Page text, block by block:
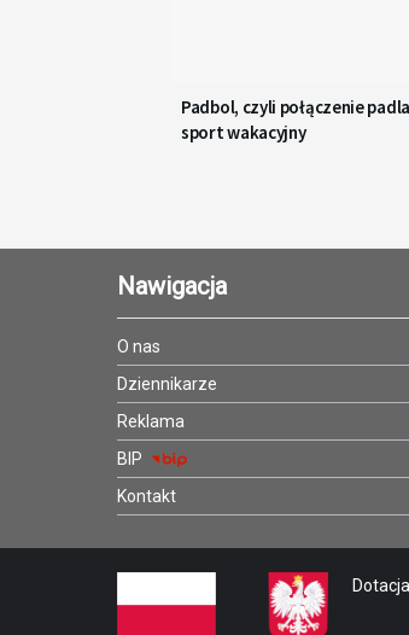
Padbol, czyli połączenie
sport wakacyjny
Nawigacja
O nas
Dziennikarze
Reklama
BIP
Kontakt